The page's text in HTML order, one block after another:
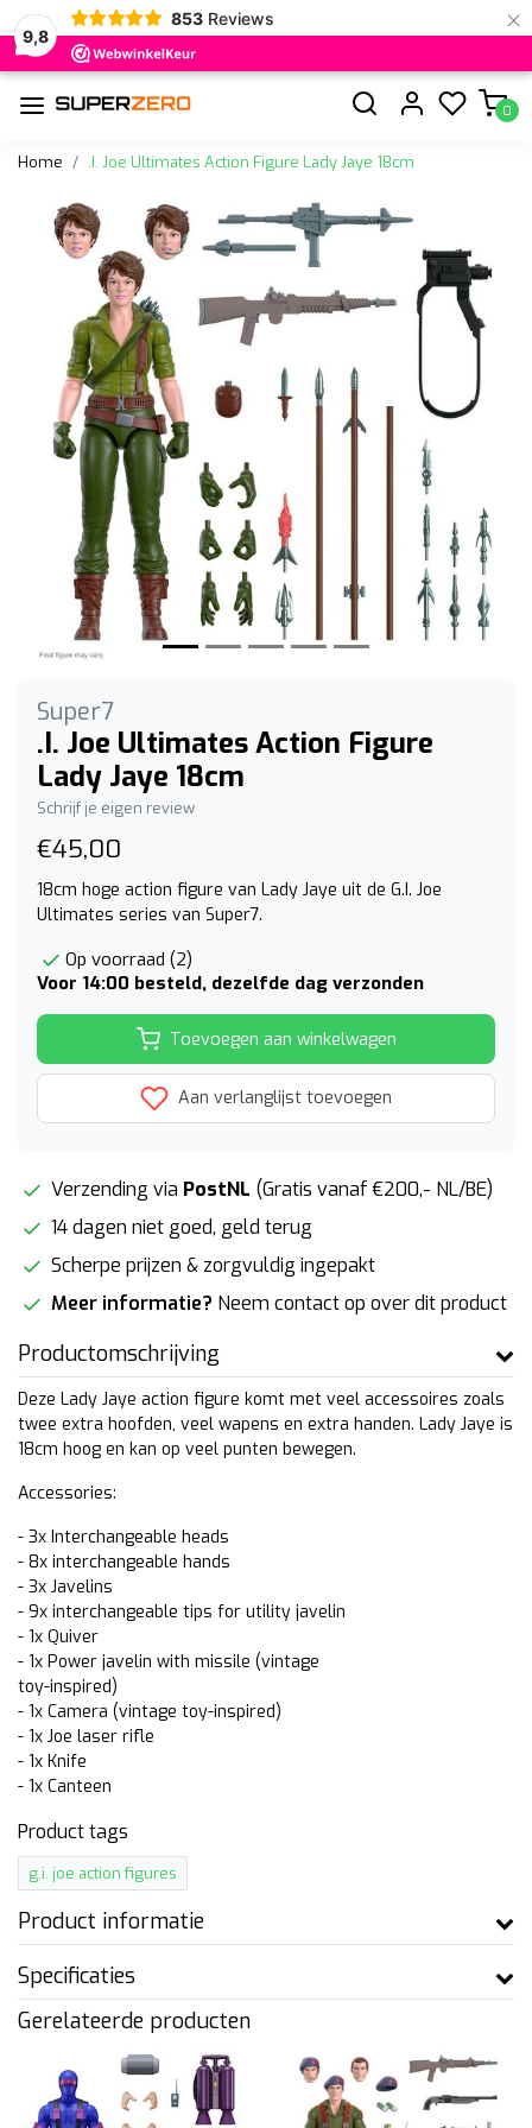
9,8
853 Reviews ×
0
Home .I. Joe Ultimates Action Figure Lady Jaye 18cm
Vorige
Super7
.I. Joe Ultimates Action Figure
Lady Jaye 18cm
Schrijf je eigen review
€45,00
18cm hoge action figure van Lady Jaye uit de G.I. Joe
Ultimates series van Super7.
Op voorraad (2)
Voor 14:00 besteld, dezelfde dag verzonden
Toevoegen aan winkelwagen
Aan verlanglijst toevoegen
Verzending via PostNL (Gratis vanaf €200,- NL/BE)
14 dagen niet goed, geld terug
Scherpe prijzen & zorgvuldig ingepakt
Meer informatie? Neem contact op over dit product
Productomschrijving
Deze Lady Jaye action figure komt met veel accessoires zoals
twee extra hoofden, veel wapens en extra handen. Lady Jaye is
18cm hoog en kan op veel punten bewegen.
Accessories:
- 3x Interchangeable heads
- 8x interchangeable hands
- 3x Javelins
- 9x interchangeable tips for utility javelin
- 1x Quiver
- 1x Power javelin with missile (vintage
toy-inspired)
- 1x Camera (vintage toy-inspired)
- 1x Joe laser rifle
- 1x Knife
- 1x Canteen
Product tags
g.i. joe action figures
Product informatie
Specificaties
Gerelateerde producten